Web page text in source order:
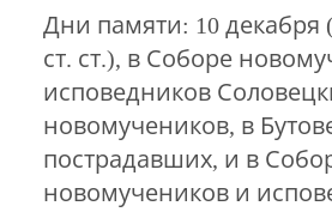
Дни памяти: 10 декабря
ст. ст.), в Соборе
исповедников
новомучеников, в
пострадавших, и в
новомучеников и